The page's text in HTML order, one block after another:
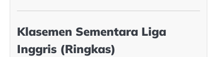
Klasemen Sementara Liga
Inggris (Ringkas)